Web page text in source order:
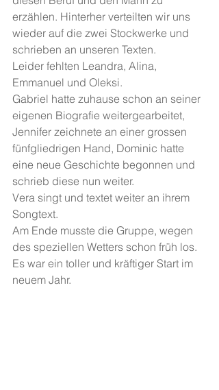
erzählen. Hinterher verteilten wir uns
wieder auf die zwei Stockwerke und
schrieben an unseren Texten.
Leider fehlten Leandra, Alina,
Emmanuel und Oleksi.
Gabriel hatte zuhause schon an seiner
eigenen Biografie weitergearbeitet,
Jennifer zeichnete an einer grossen
fünfgliedrigen Hand, Dominic hatte
eine neue Geschichte begonnen und
schrieb diese nun weiter.
Vera singt und textet weiter an ihrem
Songtext.
Am Ende musste die Gruppe, wegen
des speziellen Wetters schon früh los.
Es war ein toller und kräftiger Start im
neuem Jahr.